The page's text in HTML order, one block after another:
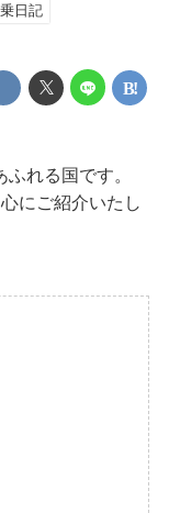
日記
れる国です。
にご紹介いたし